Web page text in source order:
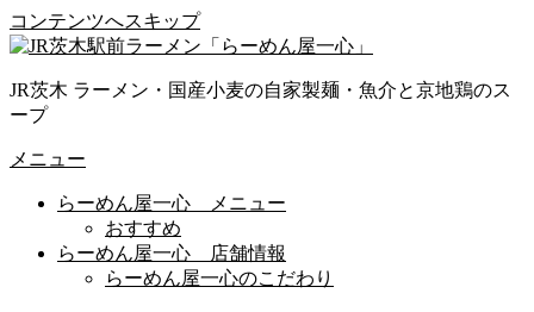
コンテンツへスキップ
JR茨木 ラーメン・国産小麦の自家製麺・魚介と京地鶏のス
ープ
メニュー
らーめん屋一心 メニュー
おすすめ
らーめん屋一心 店舗情報
らーめん屋一心のこだわり